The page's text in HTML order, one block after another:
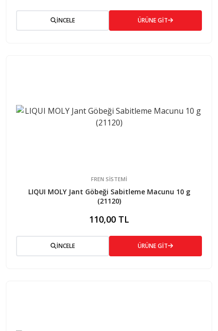
İNCELE ÜRÜNE GİT
FREN SISTEMI
LIQUI MOLY Jant Göbeği Sabitleme Macunu 10 g
(21120)
110,00 TL
İNCELE ÜRÜNE GİT